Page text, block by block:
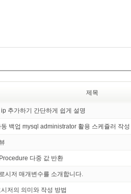
제목
추가하기 간단하게 쉽게 설명
백업 mysql administrator 활용 스케쥴러 작성
다중 값 반환
시저 매개변수를 소개합니다.
저의 의미와 작성 방법